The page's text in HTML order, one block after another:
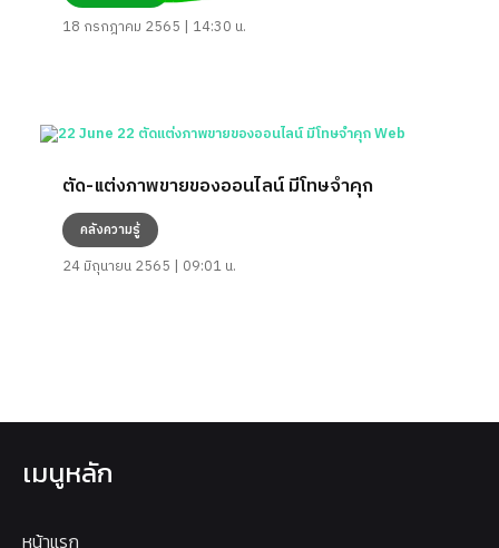
18 กรกฎาคม 2565 | 14:30 น.
ตัด-แต่งภาพขายของออนไลน์ มีโทษจำคุก
คลังความรู้
24 มิถุนายน 2565 | 09:01 น.
เมนูหลัก
หน้าแรก